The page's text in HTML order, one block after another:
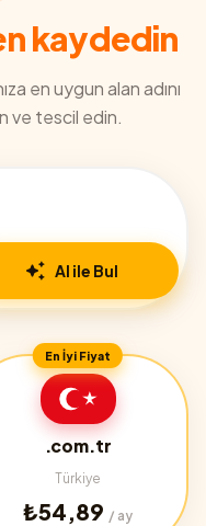
kaydedin
en uygun alan adını
ve tescil edin.
AI ile Bul
En İyi Fiyat
.com.tr
Türkiye
₺54,89 / ay